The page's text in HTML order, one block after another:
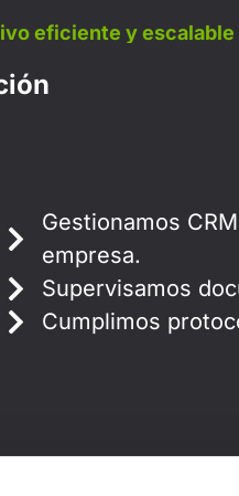
eficiente y escalable
Gestionamos
empresa.
Supervisamos
Cumplimos